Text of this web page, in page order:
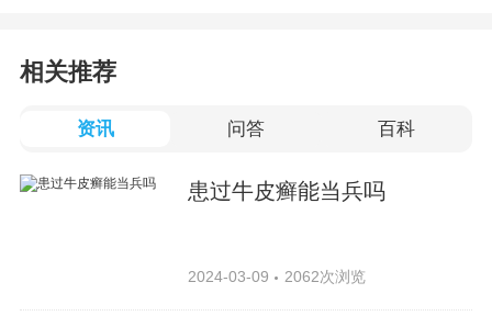
相关推荐
资讯 问答 百科
患过牛皮癣能当兵吗
2024-03-09 2062次浏览